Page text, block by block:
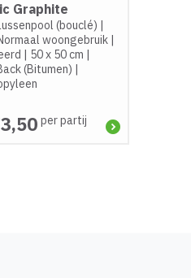
Graphite
(bouclé)
woongebruik|
50 x 50 cm
(Bitumen)
per partij